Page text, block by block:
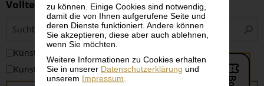
zu können. Einige Cookies sind notwendig,
damit die von Ihnen aufgerufene Seite und
deren Dienste funktioniert. Andere können
Sie akzeptieren, diese aber auch ablehnen,
wenn Sie möchten.
Weitere Informationen zu Cookies erhalten
Sie in unserer Datenschutzerklärung und
unserem Impressum
Volltextsuche
KünstlerInnen
Kunstwerke